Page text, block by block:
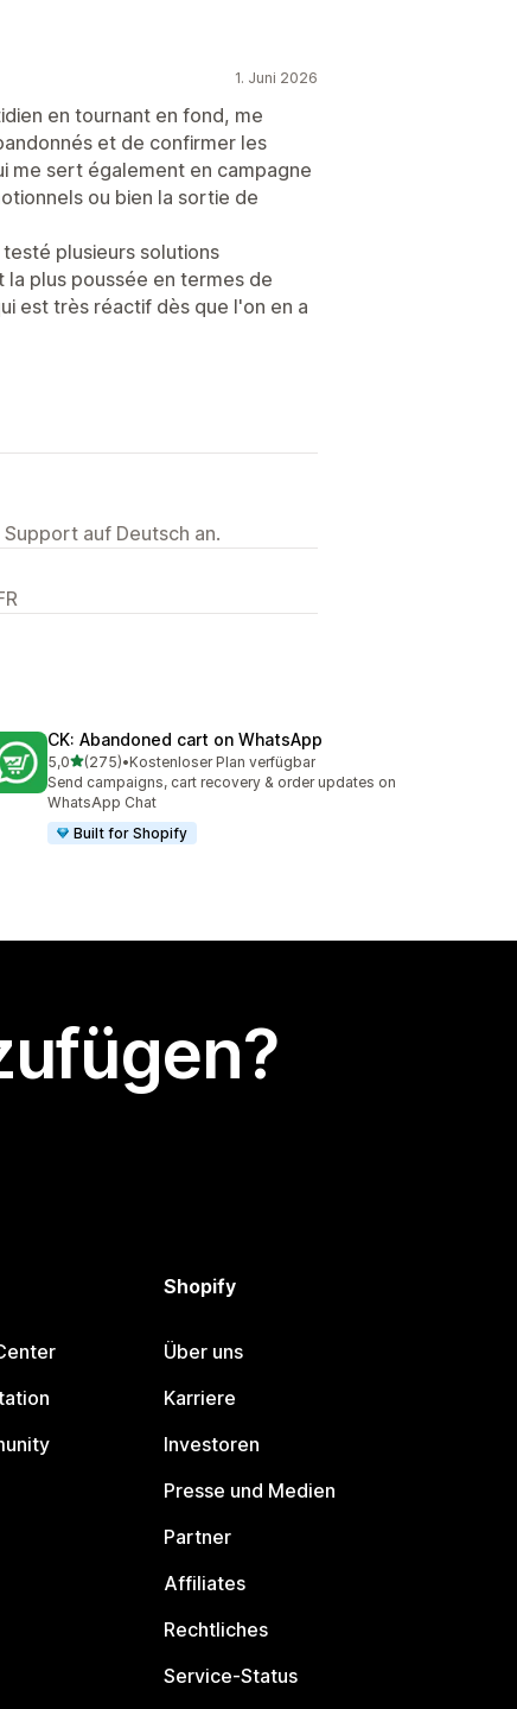
1. Juni 2026
en tournant en fond, me
et de confirmer les
me sert également en campagne
ou bien la sortie de
plusieurs solutions
la plus poussée en termes de
est très réactif dès que l'on en a
auf Deutsch an.
CK: Abandoned cart on WhatsApp
5,0von 5 Sternen
(275)
275 Rezensionen insgesamt
•Kostenloser Plan verfügbar
Send campaigns, cart recovery & order updates on
WhatsApp Chat
Built for Shopify
Shopify
Über uns
Karriere
Investoren
Presse und Medien
Partner
Affiliates
Rechtliches
Service-Status